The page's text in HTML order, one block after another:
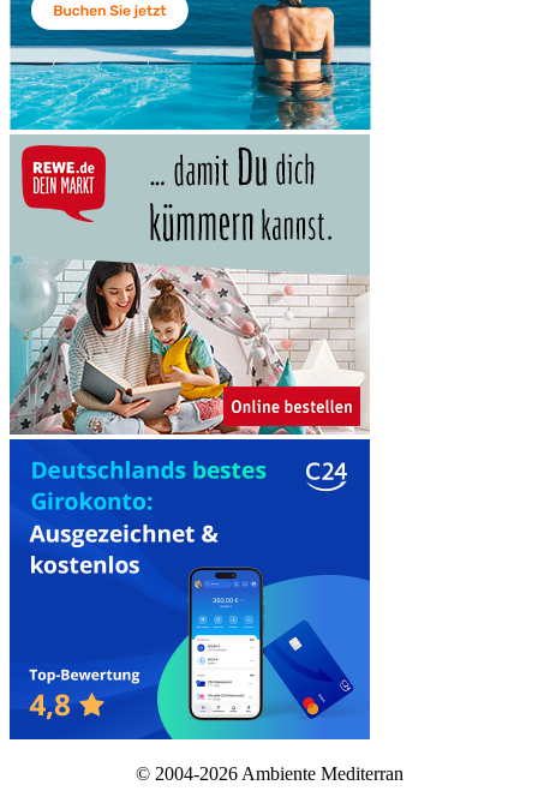
© 2004-2026 Ambiente Mediterran